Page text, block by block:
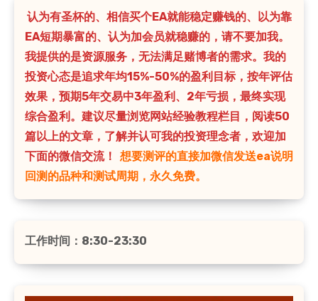
认为有圣杯的、相信买个EA就能稳定赚钱的、以为靠
EA短期暴富的、认为加会员就稳赚的，请不要加我。
我提供的是资源服务，无法满足赌博者的需求。我的
投资心态是追求年均15%-50%的盈利目标，按年评估
效果，预期5年交易中3年盈利、2年亏损，最终实现
综合盈利。建议尽量浏览网站经验教程栏目，阅读50
篇以上的文章，了解并认可我的投资理念者，欢迎加
下面的微信交流！
想要测评的直接加微信发送ea说明
回测的品种和测试周期，永久免费。
工作时间：8:30-23:30